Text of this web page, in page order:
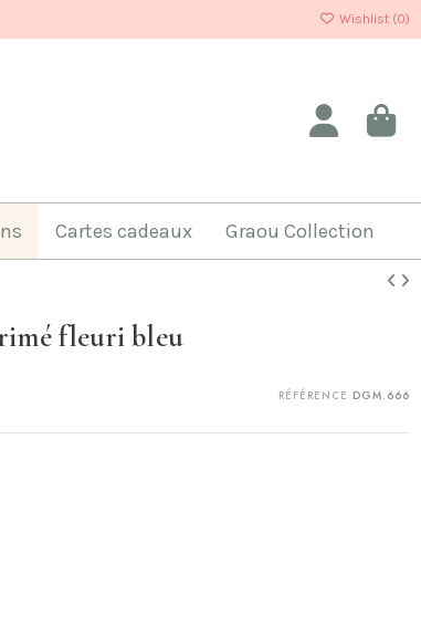
Wishlist (0)
Cartes cadeaux Graou Collection
fleuri bleu
RÉFÉRENCE DGM.666